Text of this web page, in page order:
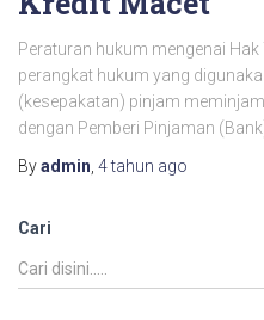
Peraturan hukum mengenai
perangkat hukum yang
(kesepakatan) pinjam
dengan Pemberi Pinjaman
Byadmin 4 tahun ago
Cari